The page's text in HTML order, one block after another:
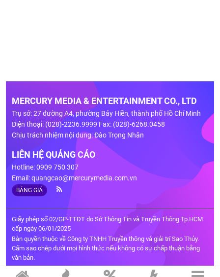
MERCURY MEDIA & ENTERTAINMENT CO., LTD
Trụ sở: 27 đường A4, phường Bảy Hiền, thành phố Hồ Chí Minh
Điện thoại: (028)-2236.9999 Fax: (028)-6268.0458
Chịu trách nhiệm nội dung: Đào Trọng Nhân
LIÊN HỆ QUẢNG CÁO
Hotline: 0909 750 307
Email:quangcao@mercurymedia.com.vn
BẢNG GIÁ
Giấy phép số 02/GP-TTĐT do Sở Thông Tin và Truyền Thông Tp.HCM
cấp ngày 06/01/2025
Bản quyền thuộc về Công ty TNHH Truyền thông và giải trí Sao Thủy.
Cấm sao chép dưới mọi hình thức nếu không có sự chấp thuận bằng
văn bản.